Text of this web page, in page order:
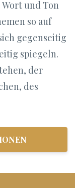
so auf
gegenseitig
spiegeln.
der
des